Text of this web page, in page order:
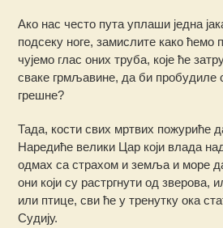
Ако нас често пута уплаши једна
подсеку ноге, замислите како ћемо
чујемо глас оних труба, које ће
сваке грмљавине, да би пробудиле
грешне?
Тада, кости свих мртвих пожуриће
Наредиће велики Цар који влада
одмах са страхом и земља и море
они који су растргнути од зверова,
или птице, сви ће у тренутку ока
Судију.